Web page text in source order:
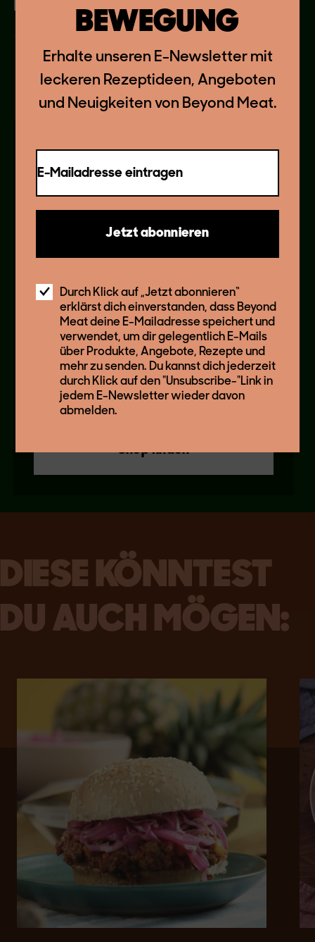
Drizzle of pure maple syrup (optional)
DIESES REZEPT ENTHÄLT
BEYONDHACK
Produktdetails
Shop finden
DIESE KÖNNTEST
DU AUCH MÖGEN:
BEWEGUNG
Erhalte unseren E-Newsletter mit
leckeren Rezeptideen, Angeboten
und Neuigkeiten von Beyond Meat.
E-Mailadresse eintragen
Jetzt abonnieren
Durch Klick auf „Jetzt abonnieren“
erklärst dich einverstanden, dass Beyond
Meat deine E-Mailadresse speichert und
verwendet, um dir gelegentlich E-Mails
über Produkte, Angebote, Rezepte und
mehr zu senden. Du kannst dich jederzeit
durch Klick auf den "Unsubscribe-"Link in
jedem E-Newsletter wieder davon
abmelden.